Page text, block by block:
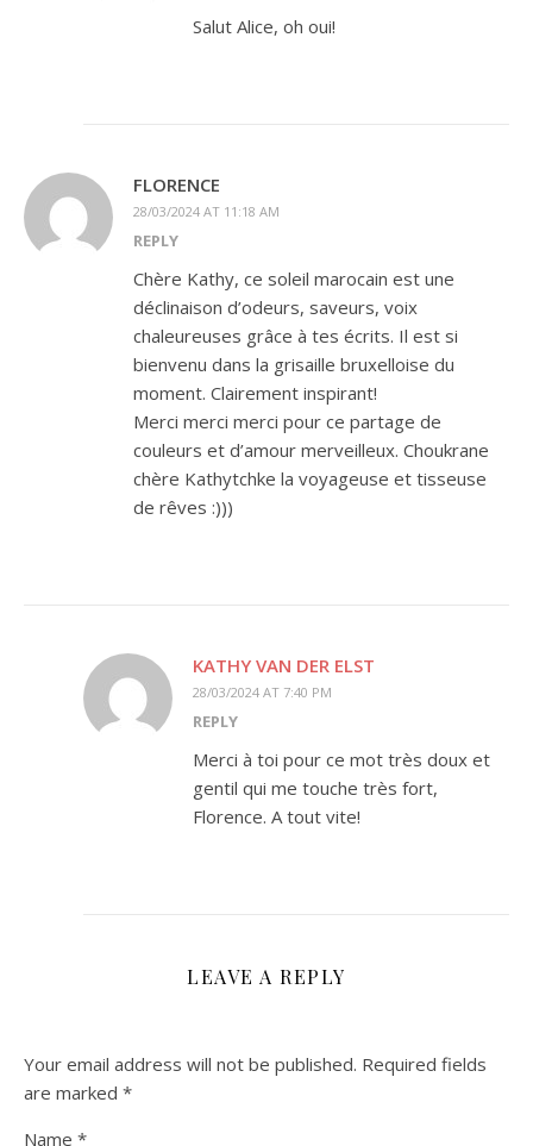
Salut Alice, oh oui!
FLORENCE
28/03/2024 AT 11:18 AM
REPLY
Chère Kathy, ce soleil marocain est une
déclinaison d’odeurs, saveurs, voix
chaleureuses grâce à tes écrits. Il est si
bienvenu dans la grisaille bruxelloise du
moment. Clairement inspirant!
Merci merci merci pour ce partage de
couleurs et d’amour merveilleux. Choukrane
chère Kathytchke la voyageuse et tisseuse
de rêves :)))
KATHY VAN DER ELST
28/03/2024 AT 7:40 PM
REPLY
Merci à toi pour ce mot très doux et
gentil qui me touche très fort,
Florence. A tout vite!
LEAVE A REPLY
Your email address will not be published. Required fields
are marked *
Name *